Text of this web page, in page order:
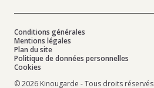
Conditions générales
Mentions légales
Plan du site
Politique de données personnelles
Cookies
© 2026 Kinougarde - Tous droits réservés